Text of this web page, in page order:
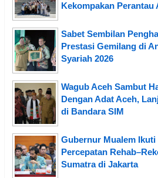
Kekompakan Perantau
Sabet Sembilan
Prestasi Gemilang di
Syariah 2026
Wagub Aceh Sambut
Dengan Adat Aceh,
di Bandara SIM
Gubernur Mualem Ikuti
Percepatan
Sumatra di Jakarta